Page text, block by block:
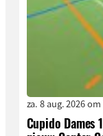
za. 8 aug. 2026 om
Cupido Dames